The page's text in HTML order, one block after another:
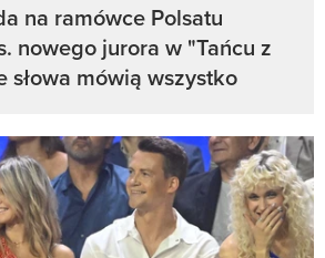
na ramówce Polsatu
nowego jurora w "Tańcu z
słowa mówią wszystko